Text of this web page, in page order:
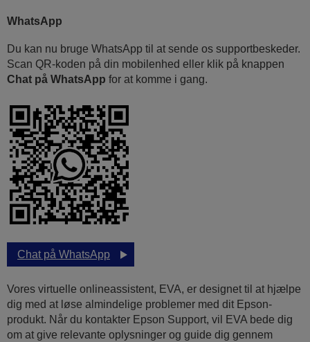
WhatsApp
Du kan nu bruge WhatsApp til at sende os supportbeskeder.
Scan QR-koden på din mobilenhed eller klik på knappen
Chat på WhatsApp for at komme i gang.
Chat på WhatsApp
Vores virtuelle onlineassistent, EVA, er designet til at hjælpe
dig med at løse almindelige problemer med dit Epson-
produkt. Når du kontakter Epson Support, vil EVA bede dig
om at give relevante oplysninger og guide dig gennem